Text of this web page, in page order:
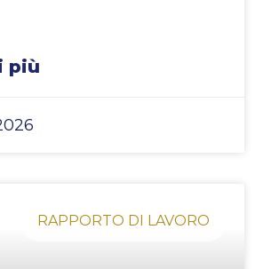
più
RAPPORTO DI LAVORO